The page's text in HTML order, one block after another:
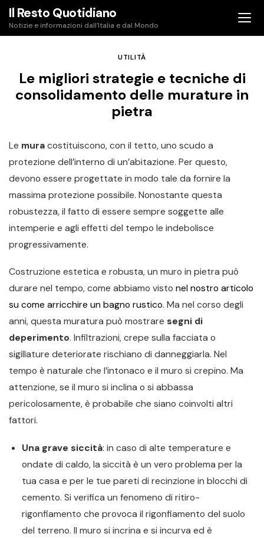
Skip
content
Il Resto Quotidiano
Notizie e informazioni dall'Italia e dal Mondo
UTILITÀ
Le migliori strategie e tecniche di
consolidamento delle murature in
pietra
Le muracostituiscono, con il tetto, uno scudo a
protezione dell’interno di un’abitazione. Per questo,
devono essere progettate in modo tale da fornire la
massima protezione possibile. Nonostante questa
robustezza, il fatto di essere sempre soggette alle
intemperie e agli effetti del tempo le indebolisce
progressivamente.
Costruzione estetica e robusta, un muro in pietra può
durare nel tempo, come abbiamo visto nel nostro articolo
su come arricchire un bagno rustico. Ma nel corso degli
anni, questa muratura può mostrare segni di
deperimento. Infiltrazioni, crepe sulla facciata o
sigillature deteriorate rischiano di danneggiarla. Nel
tempo è naturale che l’intonaco e il muro si crepino. Ma
attenzione, se il muro si inclina o si abbassa
pericolosamente, è probabile che siano coinvolti altri
fattori.
Una grave siccità: in caso di alte temperature e
ondate di caldo, la siccità è un vero problema per la
tua casa e per le tue pareti di recinzione in blocchi di
cemento. Si verifica un fenomeno di ritiro-
rigonfiamento che provoca il rigonfiamento del suolo
del terreno. Il muro si incrina e si incurva ed è